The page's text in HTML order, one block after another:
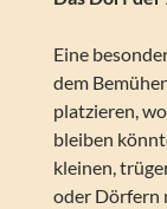
Eine
dem
platzieren,
bleiben
kleinen,
oder Dörfern